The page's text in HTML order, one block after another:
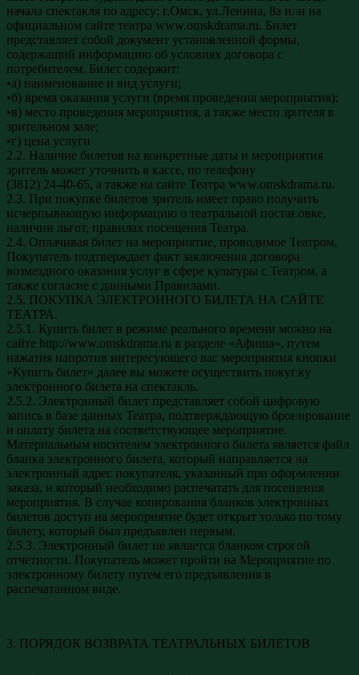
начала спектакля по адресу: г.Омск, ул.Ленина, 8а или на
официальном сайте театра www.omskdrama.ru. Билет
представляет собой документ установленной формы,
содержащий информацию об условиях договора с
потребителем. Билет содержит:
•а) наименование и вид услуги;
•б) время оказания услуги (время проведения мероприятия);
•в) место проведения мероприятия, а также место зрителя в
зрительном зале;
•г) цена услуги
2.2. Наличие билетов на конкретные даты и мероприятия
зритель может уточнить в кассе, по телефону
(3812) 24-40-65, а также на сайте Театра www.omskdrama.ru.
2.3. При покупке билетов зритель имеет право получить
исчерпывающую информацию о театральной постановке,
наличии льгот, правилах посещения Театра.
2.4. Оплачивая билет на мероприятие, проводимое Театром,
Покупатель подтверждает факт заключения договора
возмездного оказания услуг в сфере культуры с Театром, а
также согласие с данными Правилами.
2.5. ПОКУПКА ЭЛЕКТРОННОГО БИЛЕТА НА САЙТЕ
ТЕАТРА.
2.5.1. Купить билет в режиме реального времени можно на
сайте http://www.omskdrama.ru в разделе «Афиша», путем
нажатия напротив интересующего вас мероприятия кнопки
«Купить билет» далее вы можете осуществить покупку
электронного билета на спектакль.
2.5.2. Электронный билет представляет собой цифровую
запись в базе данных Театра, подтверждающую бронирование
и оплату билета на соответствующее мероприятие.
Материальным носителем электронного билета является файл
бланка электронного билета, который направляется на
электронный адрес покупателя, указанный при оформлении
заказа, и который необходимо распечатать для посещения
мероприятия. В случае копирования бланков электронных
билетов доступ на мероприятие будет открыт только по тому
билету, который был предъявлен первым.
2.5.3. Электронный билет не является бланком строгой
отчетности. Покупатель может пройти на Мероприятие по
электронному билету путем его предъявления в
распечатанном виде.
3. ПОРЯДОК ВОЗВРАТА ТЕАТРАЛЬНЫХ БИЛЕТОВ